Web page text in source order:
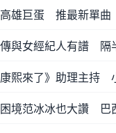
雄巨蛋 推最新單曲
傳與女經紀人有譜 隔
熙來了》助理主持
境范冰冰也大讚 巴